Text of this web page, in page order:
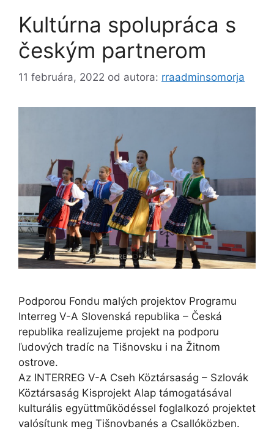
Kultúrna spolupráca s
českým partnerom
11 februára, 2022 od autora: rraadminsomorja
Podporou Fondu malých projektov Programu
Interreg V-A Slovenská republika – Česká
republika realizujeme projekt na podporu
ľudových tradíc na Tišnovsku i na Žitnom
ostrove.
Az INTERREG V-A Cseh Köztársaság – Szlovák
Köztársaság Kisprojekt Alap támogatásával
kulturális együttműködéssel foglalkozó projektet
valósítunk meg Tišnovbanés a Csallóközben.